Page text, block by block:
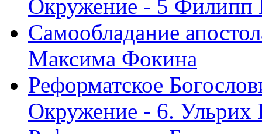
Окружение - 5 Филипп
Самообладание
Максима Фокина
Реформатское
Окружение - 6. Ульрих